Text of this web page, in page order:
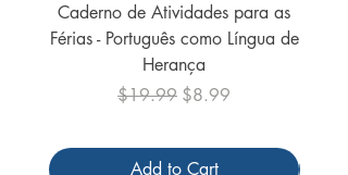
Caderno de Atividades para as
Férias - Português como Língua de
Herança
Regular Price
$19.99 Sale Price
$8.99
Add to Cart